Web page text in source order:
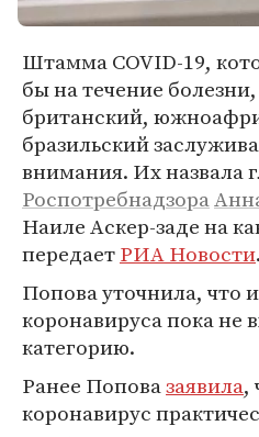
Штамма COVID-19,
бы на течение
британский,
бразильский
внимания. Их назвала
Роспотребнадзора
Наиле Аскер-заде на
передаетРИА Новости.
Попова уточнила,
коронавируса пока не
категорию.
Ранее Поповазаявила,
коронавирус